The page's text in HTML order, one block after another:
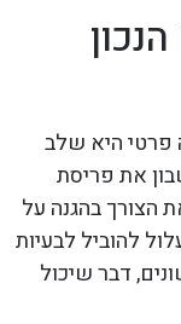
פרטי היא שלב
את פריסת
הצורך בהגנה על
להוביל לבעיות
דבר שיכול